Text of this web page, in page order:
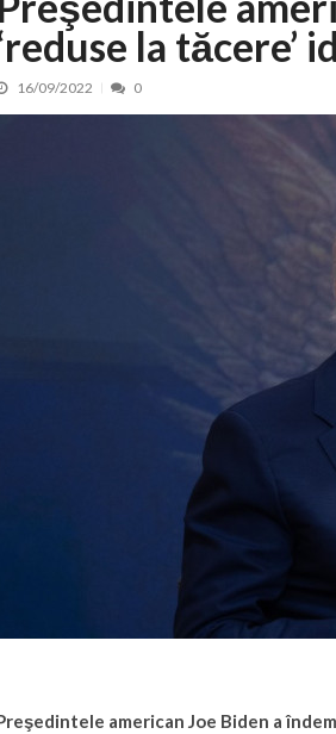
peste 5.000 de noi locuri în creșe...
40 de locuri noi la Zlatna prin Programul...
proiectul Catalogului național al zonelor pri...
la tăcere’
16/09/2022 0
american Joe Biden a